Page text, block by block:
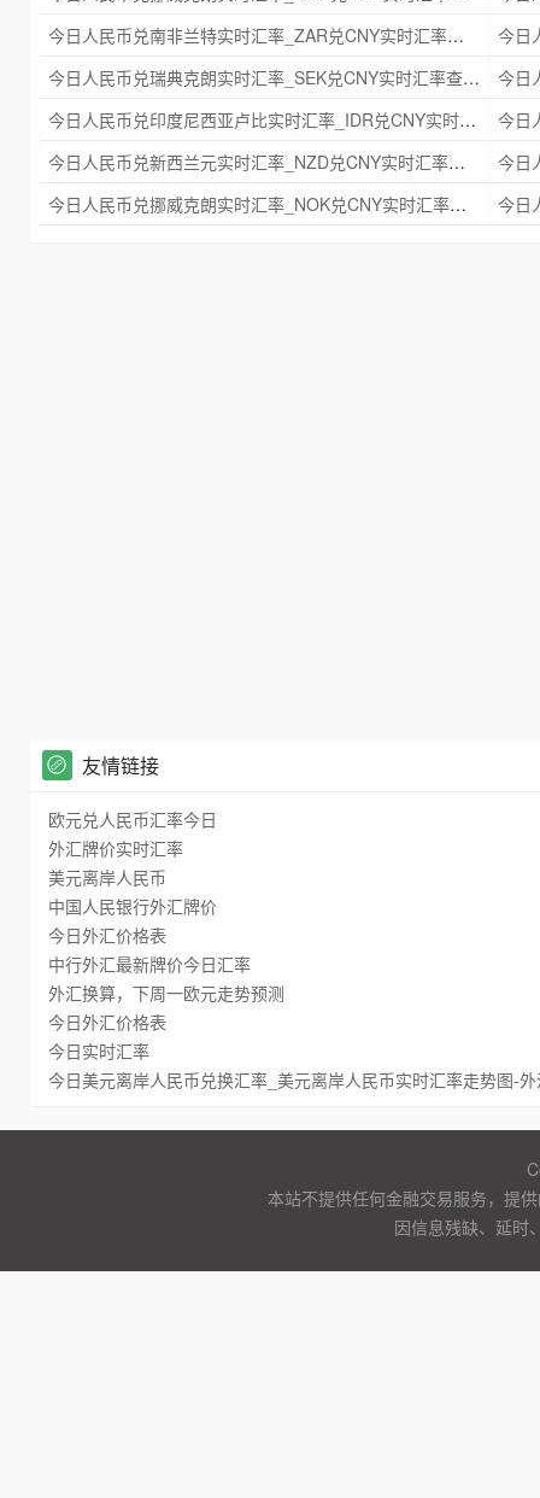
今日人民币兑南非兰特实时汇率_ZAR兑CNY实时汇率查询 2025年09月21日
今日人民币兑瑞典克朗实时汇率_SEK兑CNY实时汇率查询 2025年09月21日
今日人民币兑印度尼西亚卢比实时汇率_IDR兑CNY实时汇率查询 2025年09月21日
今日人民币兑新西兰元实时汇率_NZD兑CNY实时汇率查询 2025年09月21日
今日人民币兑挪威克朗实时汇率_NOK兑CNY实时汇率查询 2025年09月21日
友情链接
欧元兑人民币汇率今日
外汇牌价实时汇率
美元离岸人民币
中国人民银行外汇牌价
今日外汇价格表
中行外汇最新牌价今日汇率
外汇换算，下周一欧元走势预测
今日外汇价格表
今日实时汇率
今日美元离岸人民币兑换汇率_美元离岸人民币实时汇率走势图-
本站不提供任何金融交易服务，提
因信息残缺、延时